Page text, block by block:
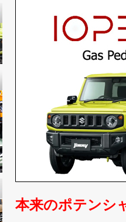
本来のポテンシ